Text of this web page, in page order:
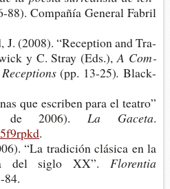
88). Com­pa­ñía Gene­ral Fabril
J. (2008). “Recep­tion and Tra­
y C. Stray (Eds.),A Com­
(pp. 13-25).Bla­ck­
que escri­ben para el tea­tro”
de 2006).La Gaceta.
.
“La tra­di­ción clá­si­ca en la
del siglo XX”. Flo­ren­tia
84.